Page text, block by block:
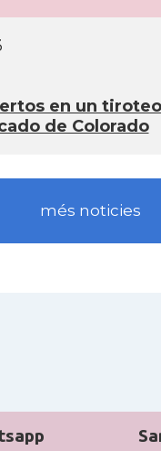
Studies
Catalan Institute
en un
de Colorado
més noticies